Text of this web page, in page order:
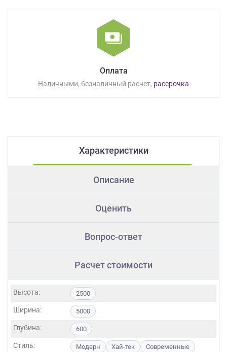
Оплата
Наличными, безналичный расчет, рассрочка
Характеристики
Описание
Оценить
Вопрос-ответ
Расчет стоимости
Высота: 2500
Ширина: 5000
Глубина: 600
Стиль: Модерн Хай-тек Современные